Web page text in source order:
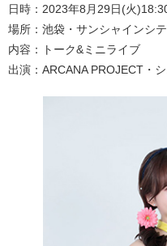
日時：2023年8月29日(火
場所：池袋・サンシャインシ
内容：トーク&ミニライブ
出演：ARCANA PROJECT・